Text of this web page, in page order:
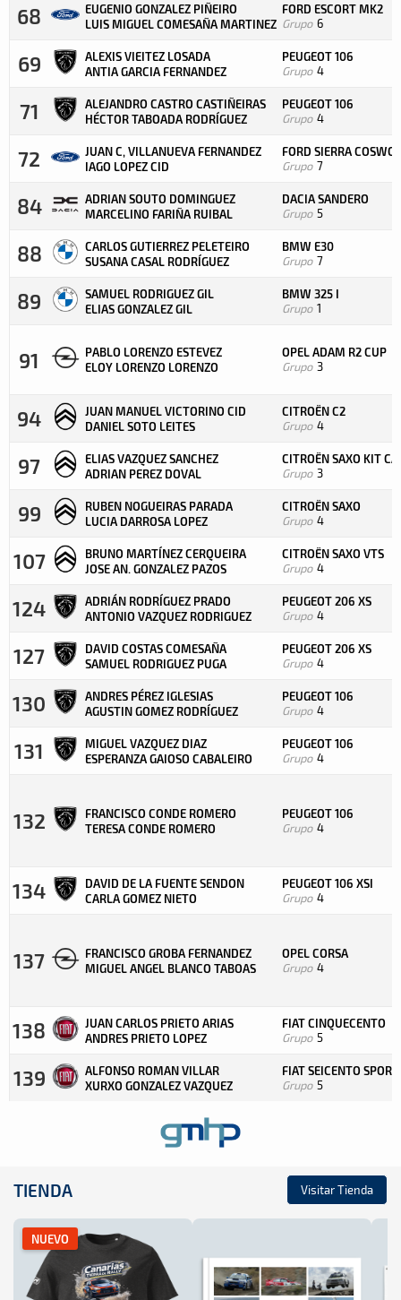
68
EUGENIO GONZALEZ PIÑEIRO
LUIS MIGUEL COMESAÑA MARTINEZ
FORD ESCORT MK2
Grupo 6
69
ALEXIS VIEITEZ LOSADA
ANTIA GARCIA FERNANDEZ
PEUGEOT 106
Grupo 4
71
ALEJANDRO CASTRO CASTIÑEIRAS
HÉCTOR TABOADA RODRÍGUEZ
PEUGEOT 106
Grupo 4
72
JUAN C, VILLANUEVA FERNANDEZ
IAGO LOPEZ CID
FORD SIERRA
Grupo 7
84
ADRIAN SOUTO DOMINGUEZ
MARCELINO FARIÑA RUIBAL
DACIA SANDERO
Grupo 5
88
CARLOS GUTIERREZ PELETEIRO
SUSANA CASAL RODRÍGUEZ
BMW E30
Grupo 7
89
SAMUEL RODRIGUEZ GIL
ELIAS GONZALEZ GIL
BMW 325 I
Grupo 1
91
PABLO LORENZO ESTEVEZ
ELOY LORENZO LORENZO
OPEL ADAM R2 CUP
Grupo 3
94
JUAN MANUEL VICTORINO CID
DANIEL SOTO LEITES
CITROËN C2
Grupo 4
97
ELIAS VAZQUEZ SANCHEZ
ADRIAN PEREZ DOVAL
CITROËN SAXO KIT
Grupo 3
99
RUBEN NOGUEIRAS PARADA
LUCIA DARROSA LOPEZ
CITROËN SAXO
Grupo 4
107
BRUNO MARTÍNEZ CERQUEIRA
JOSE AN. GONZALEZ PAZOS
CITROËN SAXO VTS
Grupo 4
124
ADRIÁN RODRÍGUEZ PRADO
ANTONIO VAZQUEZ RODRIGUEZ
PEUGEOT 206 XS
Grupo 4
127
DAVID COSTAS COMESAÑA
SAMUEL RODRIGUEZ PUGA
PEUGEOT 206 XS
Grupo 4
130
ANDRES PÉREZ IGLESIAS
AGUSTIN GOMEZ RODRÍGUEZ
PEUGEOT 106
Grupo 4
131
MIGUEL VAZQUEZ DIAZ
ESPERANZA GAIOSO CABALEIRO
PEUGEOT 106
Grupo 4
132
FRANCISCO CONDE ROMERO
TERESA CONDE ROMERO
PEUGEOT 106
Grupo 4
134
DAVID DE LA FUENTE SENDON
CARLA GOMEZ NIETO
PEUGEOT 106 XSI
Grupo 4
137
FRANCISCO GROBA FERNANDEZ
MIGUEL ANGEL BLANCO TABOAS
OPEL CORSA
Grupo 4
138
JUAN CARLOS PRIETO ARIAS
ANDRES PRIETO LOPEZ
FIAT CINQUECENTO
Grupo 5
139
ALFONSO ROMAN VILLAR
XURXO GONZALEZ VAZQUEZ
FIAT SEICENTO
Grupo 5
TIENDA Visitar Tienda
NUEVO